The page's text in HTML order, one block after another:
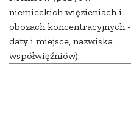
niemieckich więzieniach i
obozach koncentracyjnych -
daty i miejsce, nazwiska
współwięźniów):